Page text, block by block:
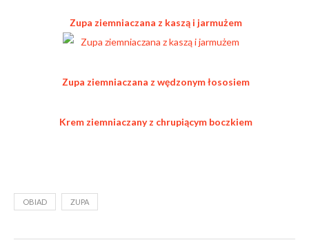
Zupa ziemniaczana z kaszą i jarmużem
Zupa ziemniaczana z wędzonym łososiem
Krem ziemniaczany z chrupiącym boczkiem
OBIAD ZUPA